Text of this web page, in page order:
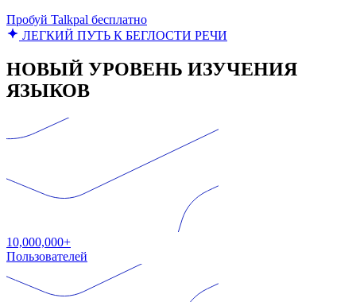
Пробуй Talkpal бесплатно
ЛЕГКИЙ ПУТЬ К БЕГЛОСТИ РЕЧИ
НОВЫЙ УРОВЕНЬ ИЗУЧЕНИЯ
ЯЗЫКОВ
10,000,000+
Пользователей